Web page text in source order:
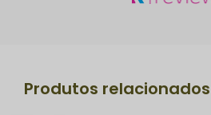
Produtos relacionados